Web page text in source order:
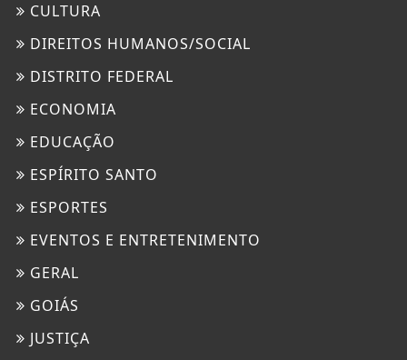
CULTURA
DIREITOS HUMANOS/SOCIAL
DISTRITO FEDERAL
ECONOMIA
EDUCAÇÃO
ESPÍRITO SANTO
ESPORTES
EVENTOS E ENTRETENIMENTO
GERAL
GOIÁS
JUSTIÇA